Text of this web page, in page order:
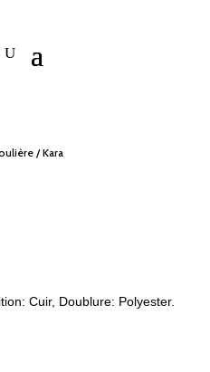
/ Kara
Cuir, Doublure: Polyester.